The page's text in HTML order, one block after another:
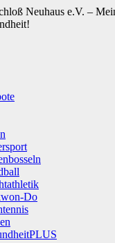
Neuhaus e.V. –
Do